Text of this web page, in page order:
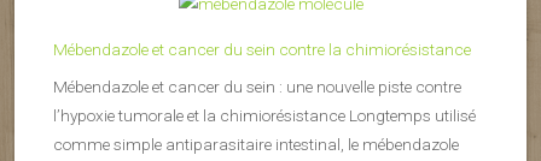
Mébendazole et cancer du sein contre la chimiorésistance
Mébendazole et cancer du sein : une nouvelle piste contre
l’hypoxie tumorale et la chimiorésistance Longtemps utilisé
comme simple antiparasitaire intestinal, le mébendazole